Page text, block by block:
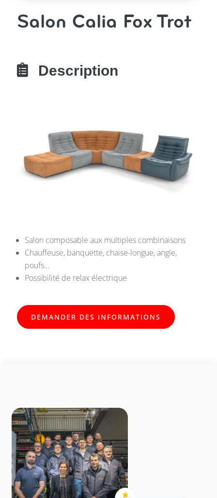
Salon Calia Fox Trot
 Description
Salon composable aux multiples combinaisons
Chauffeuse, banquette, chaise-longue, angle,
poufs…
Possibilité de relax électrique
DEMANDER DES INFORMATIONS